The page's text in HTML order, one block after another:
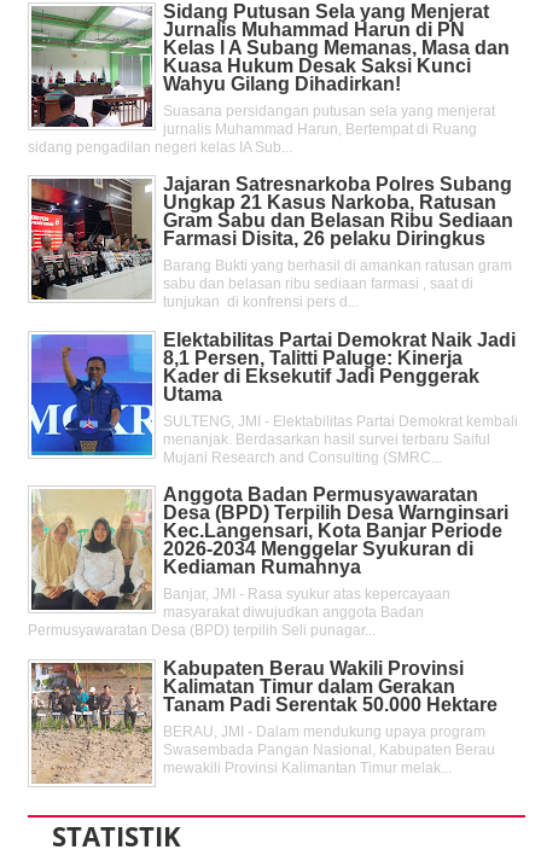
Sidang Putusan Sela yang Menjerat
Jurnalis Muhammad Harun di PN
Kelas l A Subang Memanas, Masa dan
Kuasa Hukum Desak Saksi Kunci
Wahyu Gilang Dihadirkan!
Suasana persidangan putusan sela yang menjerat
jurnalis Muhammad Harun, Bertempat di Ruang
sidang pengadilan negeri kelas IA Sub...
Jajaran Satresnarkoba Polres Subang
Ungkap 21 Kasus Narkoba, Ratusan
Gram Sabu dan Belasan Ribu Sediaan
Farmasi Disita, 26 pelaku Diringkus
Barang Bukti yang berhasil di amankan ratusan gram
sabu dan belasan ribu sediaan farmasi , saat di
tunjukan di konfrensi pers d...
Elektabilitas Partai Demokrat Naik Jadi
8,1 Persen, Talitti Paluge: Kinerja
Kader di Eksekutif Jadi Penggerak
Utama
SULTENG, JMI - Elektabilitas Partai Demokrat kembali
menanjak. Berdasarkan hasil survei terbaru Saiful
Mujani Research and Consulting (SMRC...
Anggota Badan Permusyawaratan
Desa (BPD) Terpilih Desa Warnginsari
Kec.Langensari, Kota Banjar Periode
2026-2034 Menggelar Syukuran di
Kediaman Rumahnya
Banjar, JMI - Rasa syukur atas kepercayaan
masyarakat diwujudkan anggota Badan
Permusyawaratan Desa (BPD) terpilih Seli punagar...
Kabupaten Berau Wakili Provinsi
Kalimatan Timur dalam Gerakan
Tanam Padi Serentak 50.000 Hektare
BERAU, JMI - Dalam mendukung upaya program
Swasembada Pangan Nasional, Kabupaten Berau
mewakili Provinsi Kalimantan Timur melak...
STATISTIK